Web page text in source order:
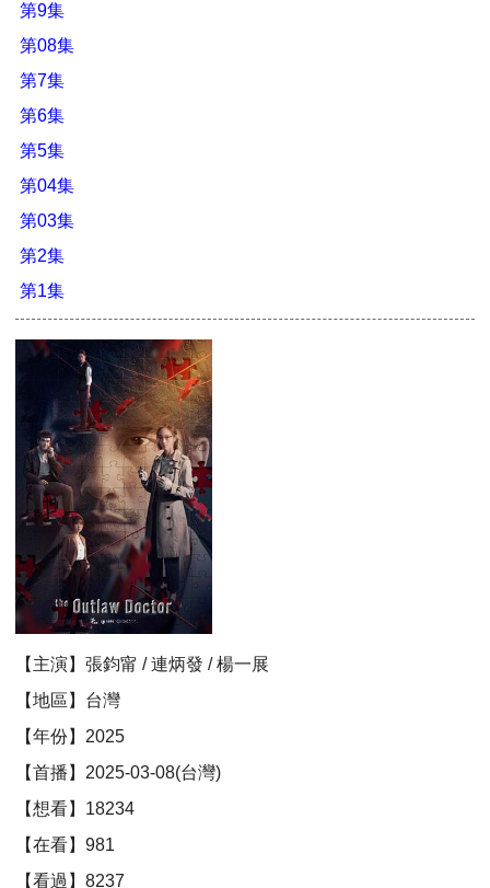
第9集
第08集
第7集
第6集
第5集
第04集
第03集
第2集
第1集
【主演】張鈞甯 / 連炳發 / 楊一展
【地區】台灣
【年份】2025
【首播】2025-03-08(台灣)
【想看】18234
【在看】981
【看過】8237